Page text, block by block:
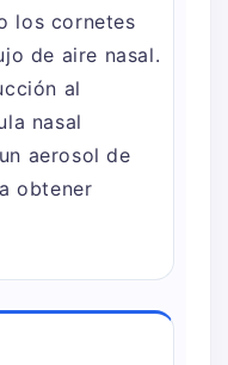
los cornetes
de aire nasal.
al
nasal
aerosol de
obtener